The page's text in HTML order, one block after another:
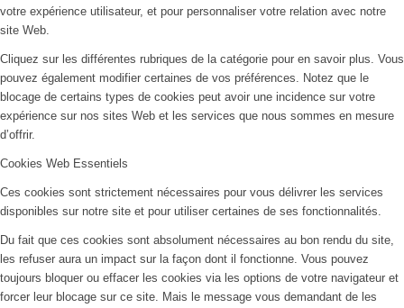
votre expérience utilisateur, et pour personnaliser votre relation avec notre
site Web.
Cliquez sur les différentes rubriques de la catégorie pour en savoir plus. Vous
pouvez également modifier certaines de vos préférences. Notez que le
blocage de certains types de cookies peut avoir une incidence sur votre
expérience sur nos sites Web et les services que nous sommes en mesure
d’offrir.
Cookies Web Essentiels
Ces cookies sont strictement nécessaires pour vous délivrer les services
disponibles sur notre site et pour utiliser certaines de ses fonctionnalités.
Du fait que ces cookies sont absolument nécessaires au bon rendu du site,
les refuser aura un impact sur la façon dont il fonctionne. Vous pouvez
toujours bloquer ou effacer les cookies via les options de votre navigateur et
forcer leur blocage sur ce site. Mais le message vous demandant de les